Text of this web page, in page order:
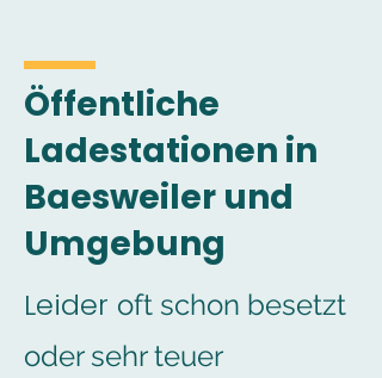
Öffentliche
Ladestationen in
Baesweiler und
Umgebung
Leider oft schon besetzt
oder sehr teuer